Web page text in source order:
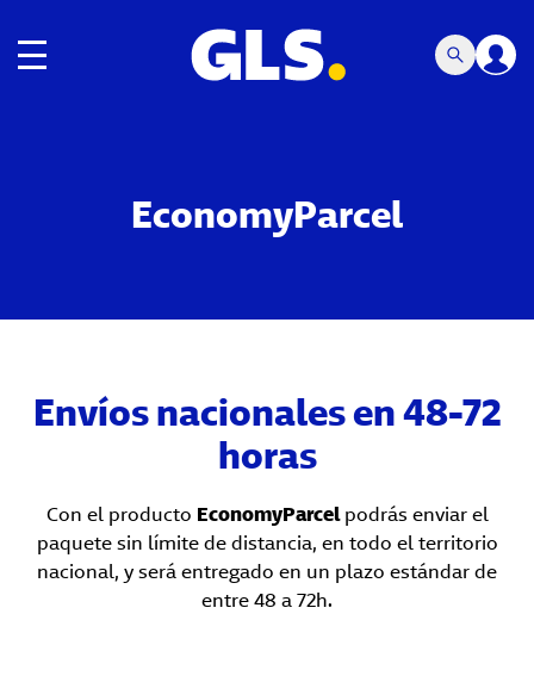
Navegación de palanca
EconomyParcel
Envíos nacionales en 48-72
horas
Con el producto EconomyParcelpodrás enviar el
paquete sin límite de distancia, en todo el territorio
nacional, y será entregado en un plazo estándar de
entre 48 a 72h.